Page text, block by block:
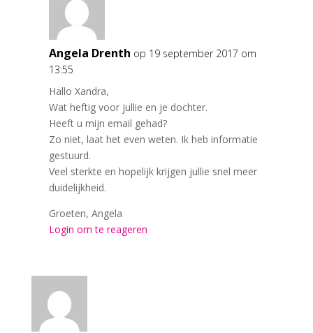
Angela Drenth op 19 september 2017 om
13:55
Hallo Xandra,
Wat heftig voor jullie en je dochter.
Heeft u mijn email gehad?
Zo niet, laat het even weten. Ik heb informatie
gestuurd.
Veel sterkte en hopelijk krijgen jullie snel meer
duidelijkheid.
Groeten, Angela
Login om te reageren